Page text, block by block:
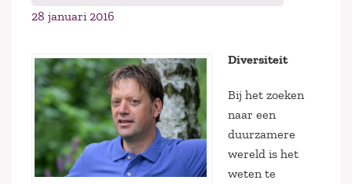
28 januari 2016
Diversiteit
Bij het zoeken
naar een
duurzamere
wereld is het
weten te